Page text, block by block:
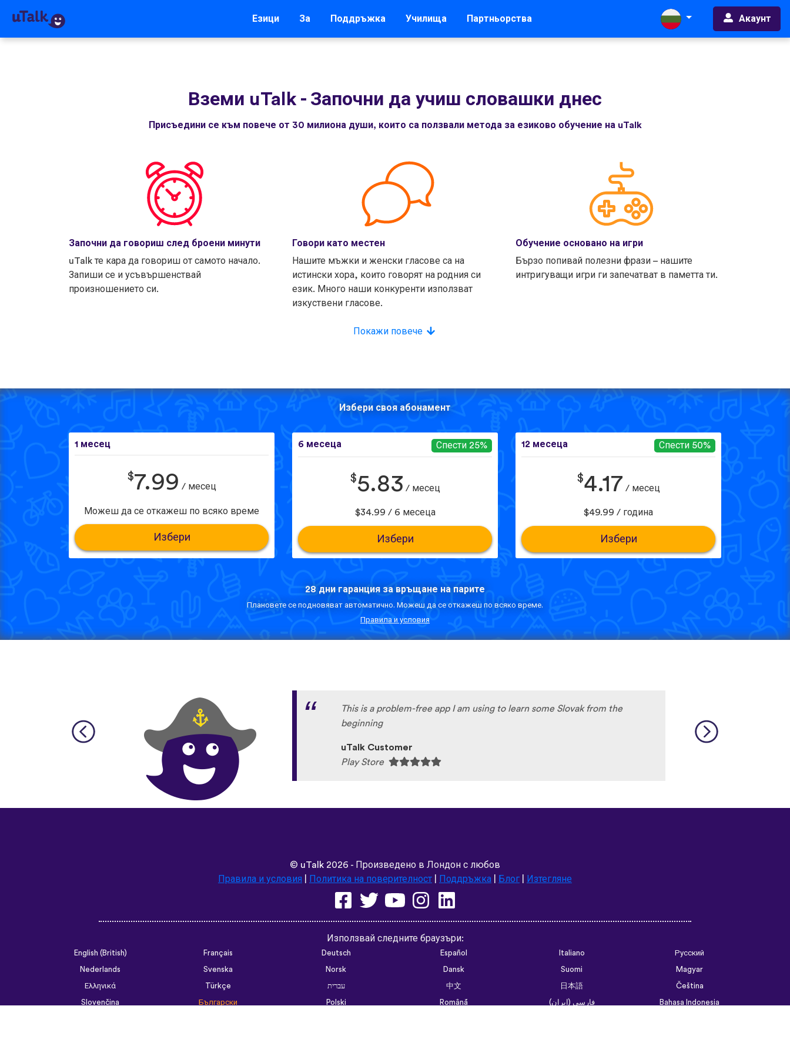
Езици За Поддръжка Училища Партньорства Акаунт
Вземи uTalk - Започни да учиш словашки днес
Присъедини се към повече от 30 милиона души, които са ползвали метода за езиково обучение на uTalk
Започни да говориш след броени минути
uTalk те кара да говориш от самото начало.
Запиши се и усъвършенствай
произношението си.
Говори като местен
Нашите мъжки и женски гласове са на
истински хора, които говорят на родния си
език. Много наши конкуренти използват
изкуствени гласове.
Обучение основано на игри
Бързо попивай полезни фрази – нашите
интригуващи игри ги запечатват в паметта ти.
Покажи повече
Избери своя абонамент
1 месец
$7.99 / месец
Можеш да се откажеш по всяко време
Избери
6 месеца Спести 25%
$5.83 / месец
$34.99 / 6 месеца
Избери
12 месеца Спести 50%
$4.17 / месец
$49.99 / година
Избери
28 дни гаранция за връщане на парите
Плановете се подновяват автоматично. Можеш да се откажеш по всяко време.
Правила и условия
This is a problem-free app I am using to learn some Slovak from the
beginning
uTalk Customer
Play Store
© uTalk 2026 - Произведено в Лондон с любов
Правила и условия
Политика на поверителност Поддръжка Блог Изтегляне
Използвай следните браузъри:
English (British) Français Deutsch Español Italiano
Русский
Nederlands
Svenska Norsk Dansk Suomi
Magyar
Ελληνικά
Türkçe עברית 中文 日本語
Čeština
Slovenčina
Български Polski Română فارسی (ایران)
Bahasa Indonesia